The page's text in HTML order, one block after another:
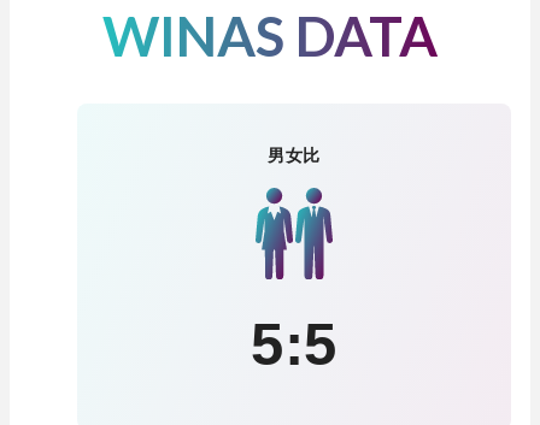
WINAS DATA
男女比
5:5